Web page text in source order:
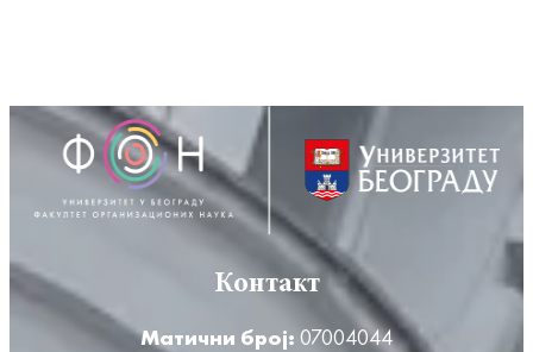
Контакт
Матични број: 07004044